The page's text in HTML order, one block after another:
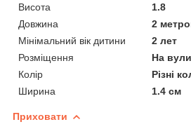
Висота
1.8
Довжина
2
Мінімальний вік дитини
2 лет
Розміщення
На
Колір
Різні
Ширина
1.4 см
Приховати